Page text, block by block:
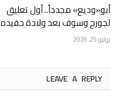
أبو«وديع» مجدداً.. أول تعليق
لجورج وسوف بعد ولادة حفيده
يوليو 25, 2026
LEAVE A REPLY